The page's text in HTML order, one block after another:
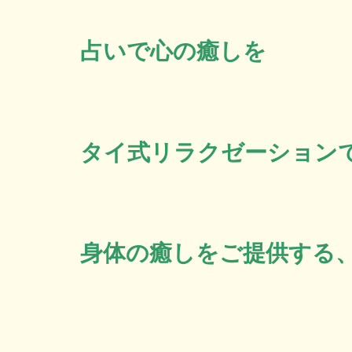
占いで心の癒しを
タイ式リラクゼーション
身体の癒しをご提供する